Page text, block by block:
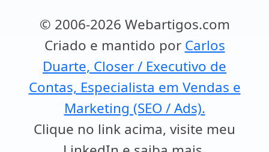
© 2006-2026 Webartigos.com
Criado e mantido por Carlos
Duarte, Closer / Executivo de
Contas, Especialista em Vendas e
Marketing (SEO / Ads).
Clique no link acima, visite meu